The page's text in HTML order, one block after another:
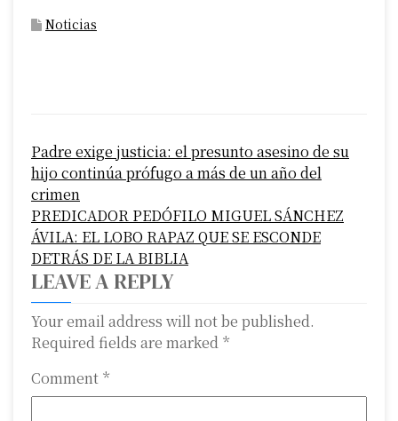
Noticias
o
s
t
n
a
v
i
g
Padre exige justicia: el presunto asesino de su
hijo continúa prófugo a más de un año del
crimen
PREDICADOR PEDÓFILO MIGUEL SÁNCHEZ
ÁVILA: EL LOBO RAPAZ QUE SE ESCONDE
DETRÁS DE LA BIBLIA
LEAVE A REPLY
Your email address will not be published.
Required fields are marked *
Comment *